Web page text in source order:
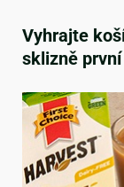
Vyhrajte
sklizně